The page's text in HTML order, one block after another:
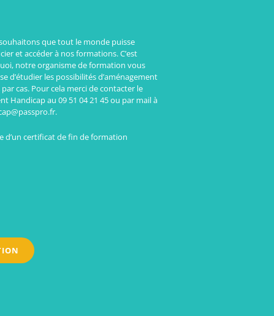
que tout le monde puisse
et accéder à nos formations. C’est
notre organisme de formation vous
d’étudier les possibilités d’aménagement
par cas. Pour cela merci de contacter le
Handicap au 09 51 04 21 45 ou par mail à
d’un certificat de fin de formation